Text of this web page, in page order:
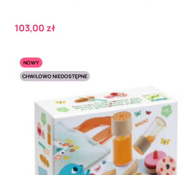
Cena
103,00 zł
NOWY
CHWILOWO NIEDOSTĘPNE